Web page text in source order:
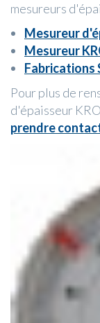
mesureurs
Mesureur
Mesureur
Fabrications
Pour plus de
d'épaisseur
prendre